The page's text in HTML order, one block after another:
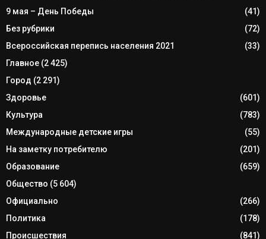
9 мая – День Победы
(41)
Без рубрики
(72)
Всероссийская перепись населения 2021
(33)
Главное (2 425)
Город (2 291)
Здоровье
(601)
Культура
(783)
Международные детские игры
(55)
На заметку потребителю
(201)
Образование
(659)
Общество (5 604)
Официально
(266)
Политика
(178)
Происшествия
(841)